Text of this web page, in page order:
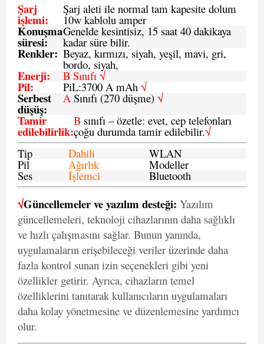
Şarj
işlemi:
Şarj aleti ile normal tam kapesite dolum
10w kablolu amper
Konuşma
süresi:
Genelde kesintisiz, 15 saat 40 dakikaya
kadar süre bilir.
Renkler: Beyaz, kırmızı, siyah, yeşil, mavi, gri,
bordo, siyah,
Enerji: B Sınıfı √
Pil: PiL:3700 A mAh √
Serbest
düşüş:
ASınıfı (270 düşme) √
Tamir
edilebilirlik:
B sınıfı – özetle: evet, cep telefonları
çoğu durumda tamir edilebilir.√
Tip
Dahili WLAN
Pil Ağırlık Modeller
Ses İşlemci Bluetooth
√Güncellemeler ve yazılım desteği: Yazılım
güncellemeleri, teknoloji cihazlarının daha sağlıklı
ve hızlı çalışmasını sağlar. Bunun yanında,
uygulamaların erişebileceği veriler üzerinde daha
fazla kontrol sunan izin seçenekleri gibi yeni
özellikler getirir. Ayrıca, cihazların temel
özelliklerini tanıtarak kullanıcıların uygulamaları
daha kolay yönetmesine ve düzenlemesine yardımcı
olur.